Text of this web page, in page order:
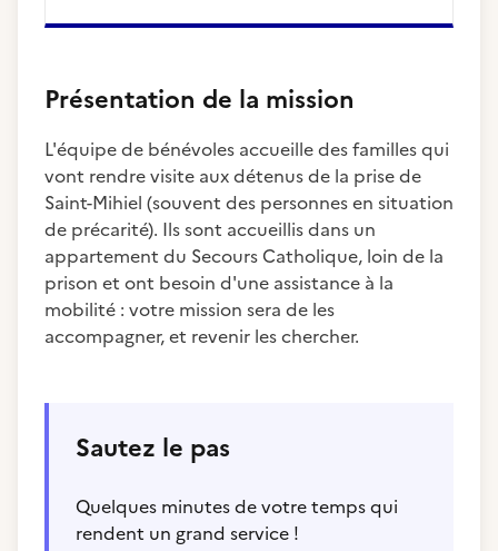
Présentation de la mission
L'équipe de bénévoles accueille des familles qui
vont rendre visite aux détenus de la prise de
Saint-Mihiel (souvent des personnes en situation
de précarité). Ils sont accueillis dans un
appartement du Secours Catholique, loin de la
prison et ont besoin d'une assistance à la
mobilité : votre mission sera de les
accompagner, et revenir les chercher.
Sautez le pas
Quelques minutes de votre temps qui
rendent un grand service !